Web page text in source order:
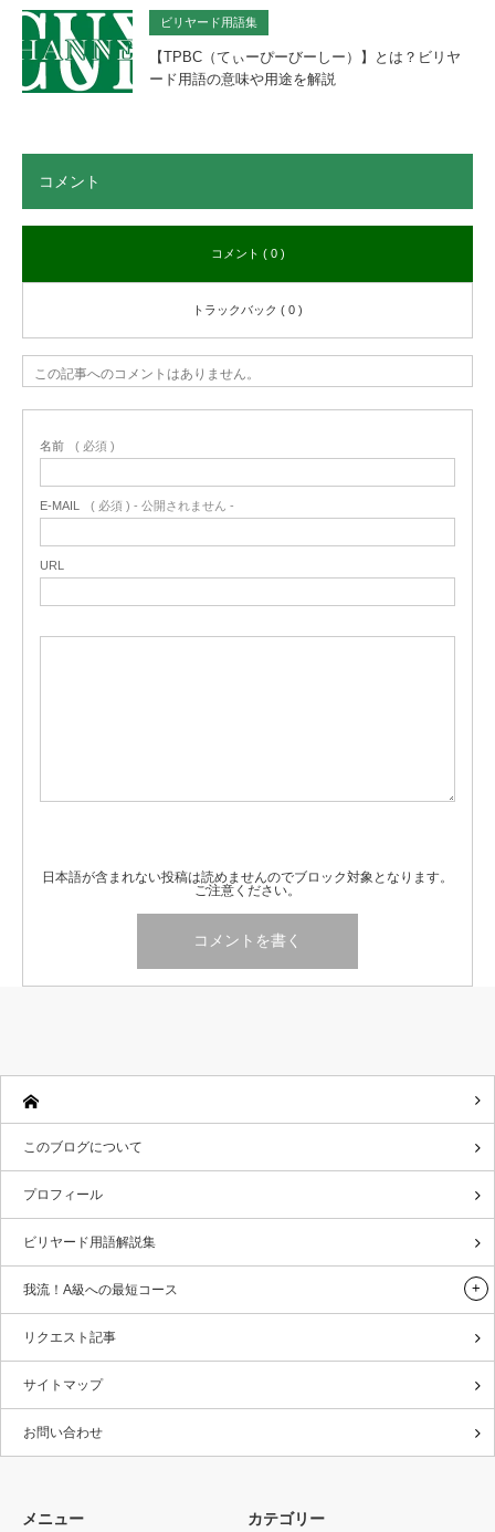
ビリヤード用語集
【TPBC（てぃーぴーびーしー）】とは？ビリヤ
ード用語の意味や用途を解説
コメント
コメント ( 0 )
トラックバック ( 0 )
この記事へのコメントはありません。
名前 ( 必須 )
E-MAIL ( 必須 ) - 公開されません -
URL
日本語が含まれない投稿は読めませんのでブロック対象となります。
ご注意ください。
このブログについて
プロフィール
ビリヤード用語解説集
我流！A級への最短コース
リクエスト記事
サイトマップ
お問い合わせ
メニュー カテゴリー